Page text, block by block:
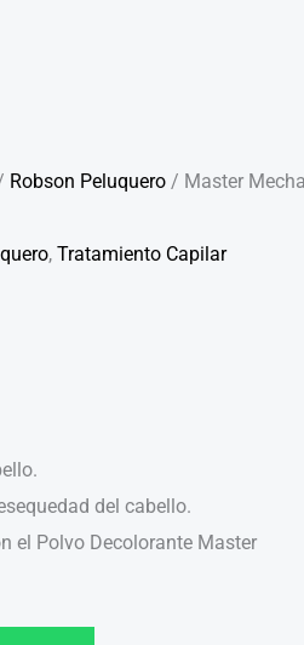
Robson Peluquero / Master
, Tratamiento Capilar
del cabello.
el Polvo Decolorante Master